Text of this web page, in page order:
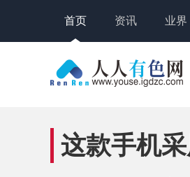
首页 资讯 业界
这款手机